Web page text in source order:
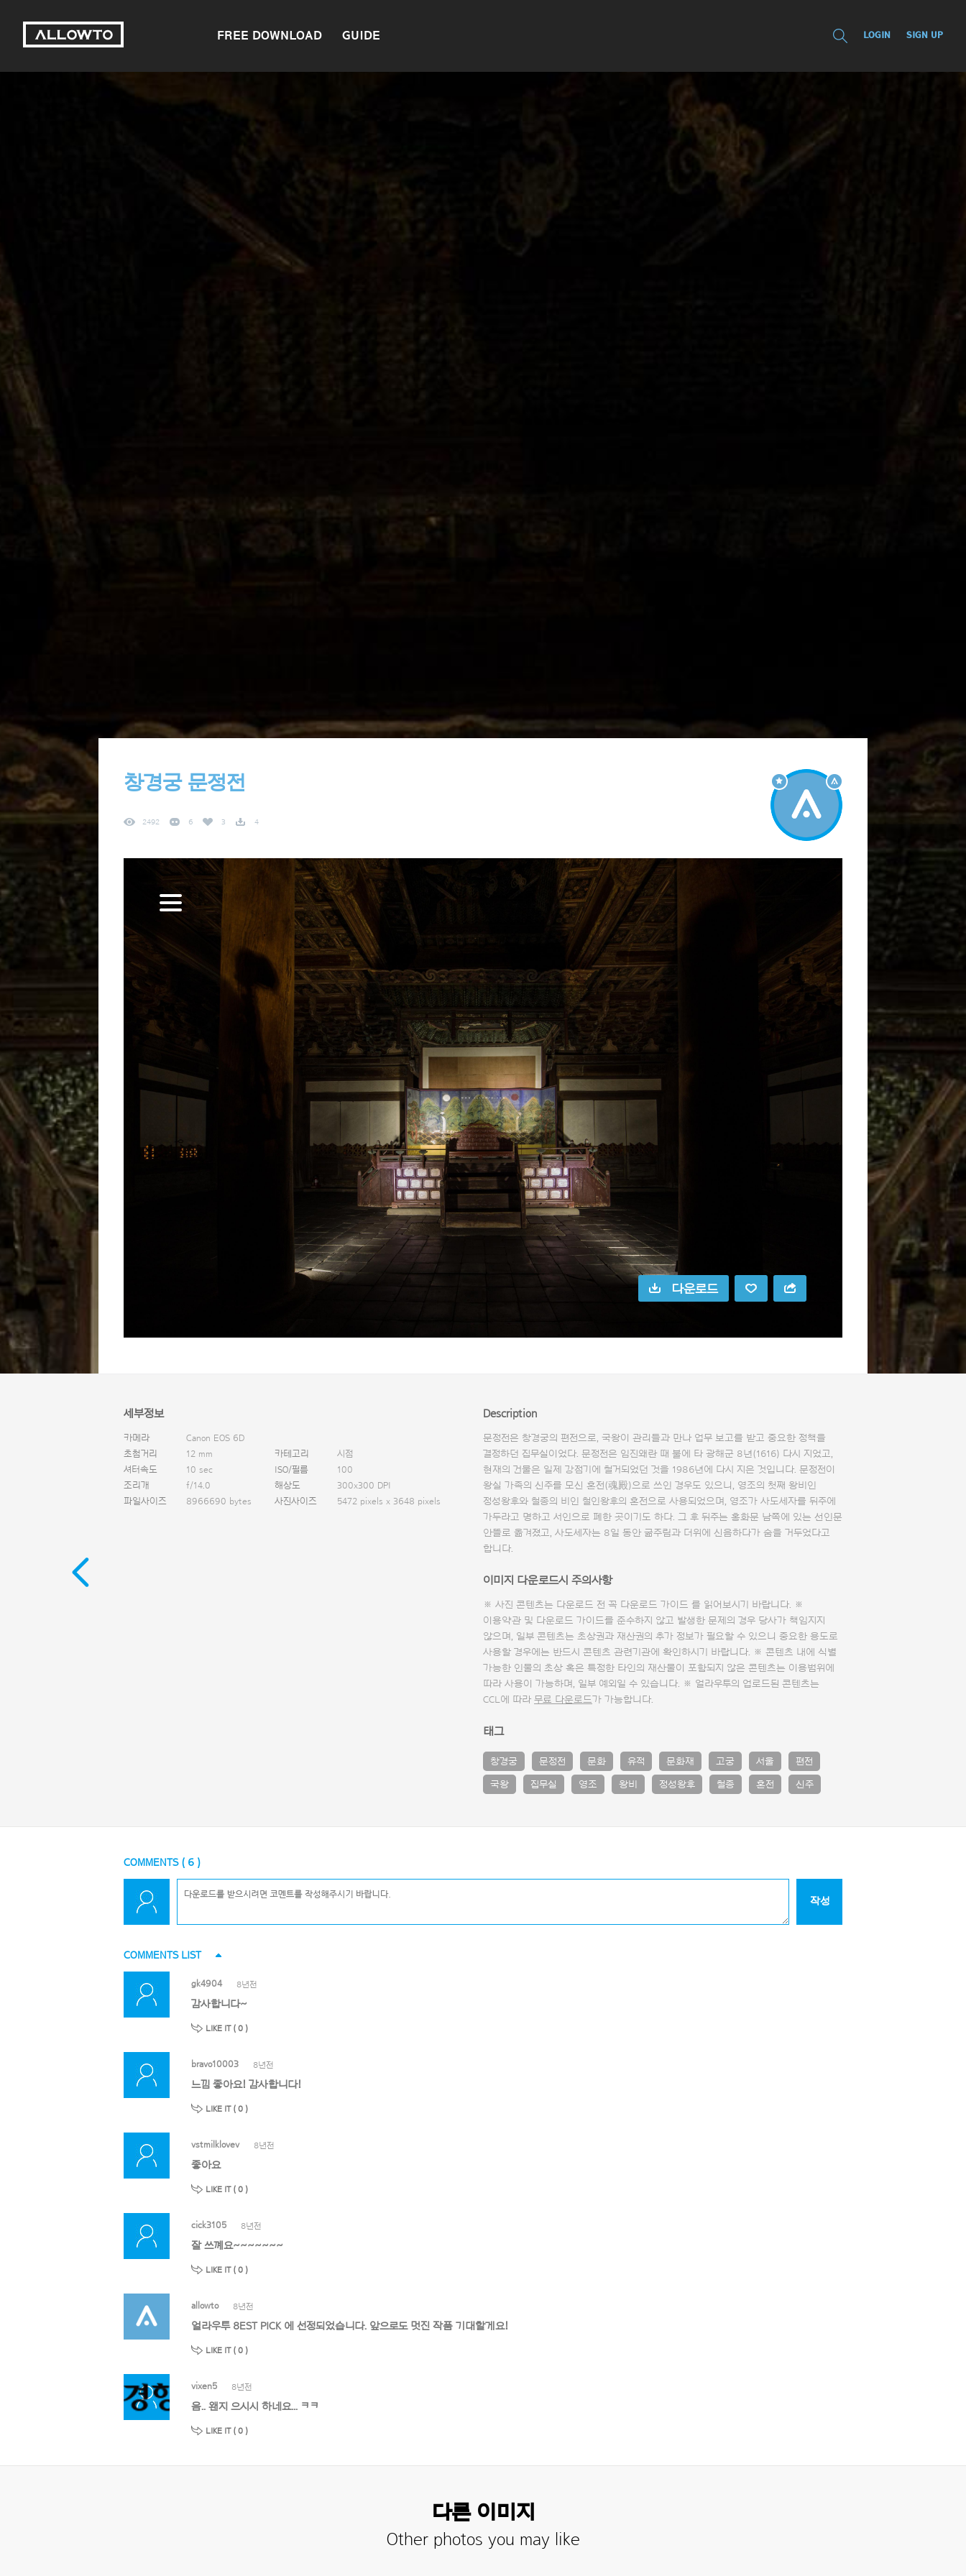
FREE DOWNLOAD GUIDE LOGIN SIGN UP
창경궁 문정전
2492 6 3 4
다운로드
세부정보
카메라
Canon EOS 6D
초첨거리
12 mm 카테고리
시점
셔터속도
10 sec ISO/필름
100
조리개
f/14.0 해상도
300x300 DPI
파일사이즈
8966690 bytes 사진사이즈 5472 pixels x 3648 pixels
Description
문정전은 창경궁의 편전으로, 국왕이 관리들과 만나 업무 보고를 받고 중요한 정책을
결정하던 집무실이었다. 문정전은 임진왜란 때 불에 타 광해군 8년(1616) 다시 지었고,
현재의 건물은 일제 강점기에 철거되었던 것을 1986년에 다시 지은 것입니다. 문정전이
왕실 가족의 신주를 모신 혼전(魂殿)으로 쓰인 경우도 있으니, 영조의 첫째 왕비인
정성왕후와 철종의 비인 철인왕후의 혼전으로 사용되었으며, 영조가 사도세자를 뒤주에
가두라고 명하고 서인으로 폐한 곳이기도 하다. 그 후 뒤주는 홍화문 남쪽에 있는 선인문
안뜰로 옮겨졌고, 사도세자는 8일 동안 굶주림과 더위에 신음하다가 숨을 거두었다고
합니다.
이미지 다운로드시 주의사항
※ 사진 콘텐츠는 다운로드 전 꼭 다운로드 가이드 를 읽어보시기 바랍니다. ※
이용약관 및 다운로드 가이드를 준수하지 않고 발생한 문제의 경우 당사가 책임지지
않으며, 일부 콘텐츠는 초상권과 재산권의 추가 정보가 필요할 수 있으니 중요한 용도로
사용할 경우에는 반드시 콘텐츠 관련기관에 확인하시기 바랍니다. ※ 콘텐츠 내에 식별
가능한 인물의 초상 혹은 특정한 타인의 재산물이 포함되지 않은 콘텐츠는 이용범위에
따라 사용이 가능하며, 일부 예외일 수 있습니다. ※ 얼라우투의 업로드된 콘텐츠는
CCL에 따라 무료 다운로드가 가능합니다.
태그
창경궁 문정전 문화 유적 문화재 고궁 서울 편전
국왕 집무실 영조 왕비 정성왕후 철종 혼전 신주
COMMENTS ( 6 )
작성
COMMENTS LIST
gk4904 8년전
감사합니다~
LIKE IT ( 0 )
bravo10003 8년전
느낌 좋아요! 감사합니다!
LIKE IT ( 0 )
vstmilklovev 8년전
좋아요
LIKE IT ( 0 )
cick3105 8년전
잘 쓰꼐요~~~~~~~
LIKE IT ( 0 )
allowto 8년전
얼라우투 8EST PICK 에 선정되었습니다. 앞으로도 멋진 작품 기대할게요!
LIKE IT ( 0 )
vixen5 8년전
음.. 왠지 으시시 하네요... ㅋㅋ
LIKE IT ( 0 )
다른 이미지
Other photos you may like